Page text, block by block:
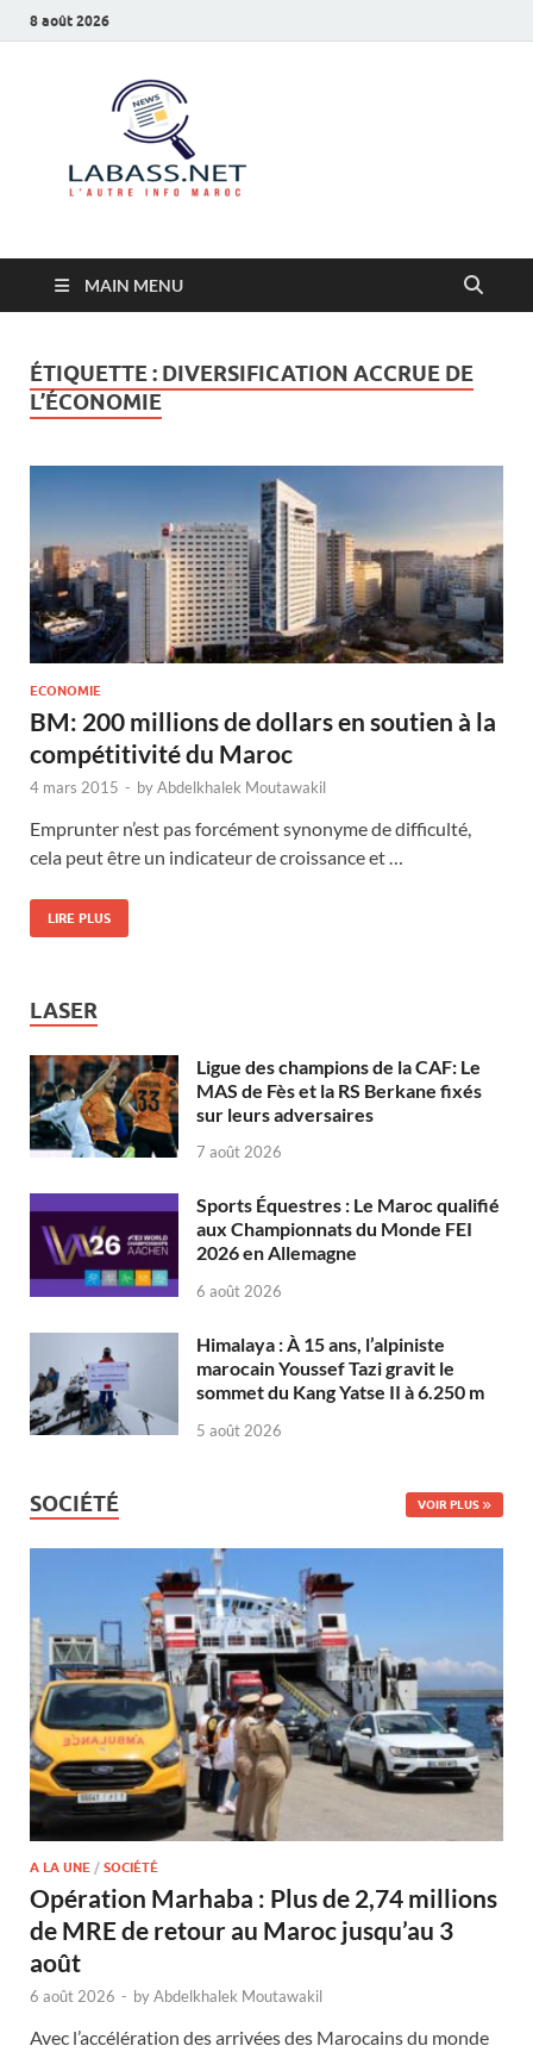
8 août 2026
MAIN MENU
ÉTIQUETTE : DIVERSIFICATION ACCRUE DE
L’ÉCONOMIE
ECONOMIE
BM: 200 millions de dollars en soutien à la
compétitivité du Maroc
4 mars 2015 - byAbdelkhalek Moutawakil
Emprunter n’est pas forcément synonyme de difficulté,
cela peut être un indicateur de croissance et …
LIRE PLUS
LASER
Ligue des champions de la CAF: Le
MAS de Fès et la RS Berkane fixés
sur leurs adversaires
7 août 2026
Sports Équestres : Le Maroc qualifié
aux Championnats du Monde FEI
2026 en Allemagne
6 août 2026
Himalaya : À 15 ans, l’alpiniste
marocain Youssef Tazi gravit le
sommet du Kang Yatse II à 6.250 m
5 août 2026
SOCIÉTÉ VOIR PLUS
A LA UNE / SOCIÉTÉ
Opération Marhaba : Plus de 2,74 millions
de MRE de retour au Maroc jusqu’au 3
août
6 août 2026 - byAbdelkhalek Moutawakil
Avec l’accélération des arrivées des Marocains du monde